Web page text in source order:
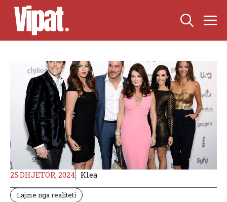
Skip
content
25 DHJETOR, 2024 Klea
Lajme nga realiteti